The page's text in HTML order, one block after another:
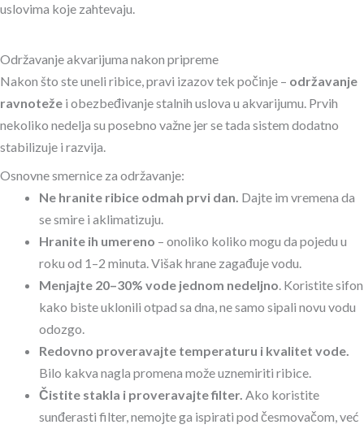
uslovima koje zahtevaju.
Održavanje akvarijuma nakon pripreme
Nakon što ste uneli ribice, pravi izazov tek počinje – održavanje
ravnoteže i obezbeđivanje stalnih uslova u akvarijumu. Prvih
nekoliko nedelja su posebno važne jer se tada sistem dodatno
stabilizuje i razvija.
Osnovne smernice za održavanje:
Ne hranite ribice odmah prvi dan. Dajte im vremena da
se smire i aklimatizuju.
Hranite ih umereno – onoliko koliko mogu da pojedu u
roku od 1–2 minuta. Višak hrane zagađuje vodu.
Menjajte 20–30% vode jednom nedeljno. Koristite sifon
kako biste uklonili otpad sa dna, ne samo sipali novu vodu
odozgo.
Redovno proveravajte temperaturu i kvalitet vode.
Bilo kakva nagla promena može uznemiriti ribice.
Čistite stakla i proveravajte filter. Ako koristite
sunđerasti filter, nemojte ga ispirati pod česmovačom, već